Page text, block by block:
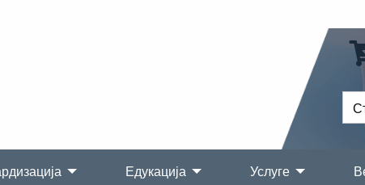
Едукација Услуге